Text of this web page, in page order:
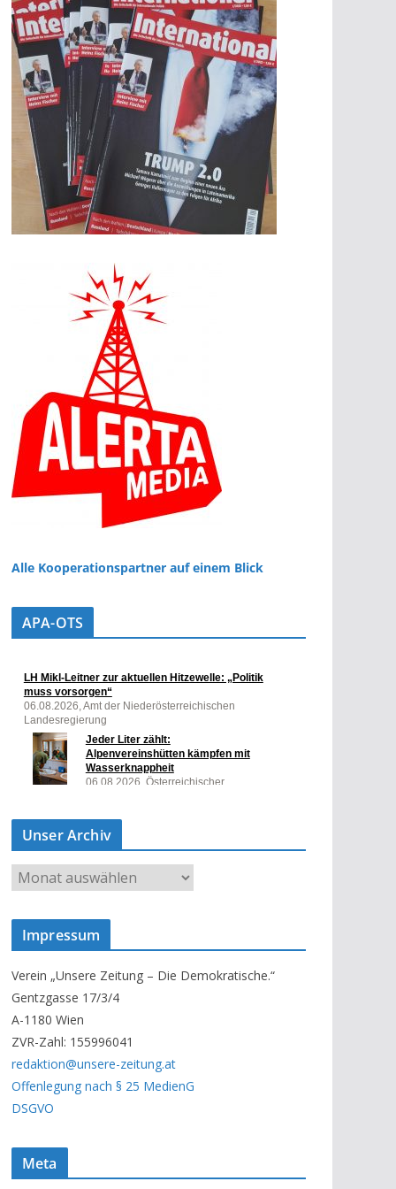
Alle Kooperationspartner auf einem Blick
APA-OTS
Unser Archiv
U
n
s
A
r
c
h
i
v
Impressum
Verein „Unsere Zeitung – Die Demokratische.“
Gentzgasse 17/3/4
A-1180 Wien
ZVR-Zahl: 155996041
redaktion@unsere-zeitung.at
Offenlegung nach § 25 MedienG
DSGVO
Meta